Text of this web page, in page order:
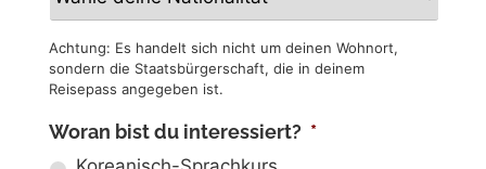
Achtung: Es handelt sich nicht um deinen Wohnort,
sondern die Staatsbürgerschaft, die in deinem
Reisepass angegeben ist.
Woran bist du interessiert? *